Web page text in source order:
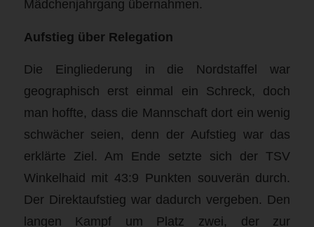
Mädchenjahrgang übernahmen.
Aufstieg über Relegation
Die Eingliederung in die Nordstaffel war
geographisch erst einmal ein Schreck, doch
man hoffte, dass die Mannschaft dort ein wenig
schwächer seien, denn der Aufstieg war das
erklärte Ziel. Am Ende setzte sich der TSV
Winkelhaid mit 43:9 Punkten souverän durch.
Der Direktaufstieg war dadurch vergeben. Den
langen Kampf um Platz zwei, der zur